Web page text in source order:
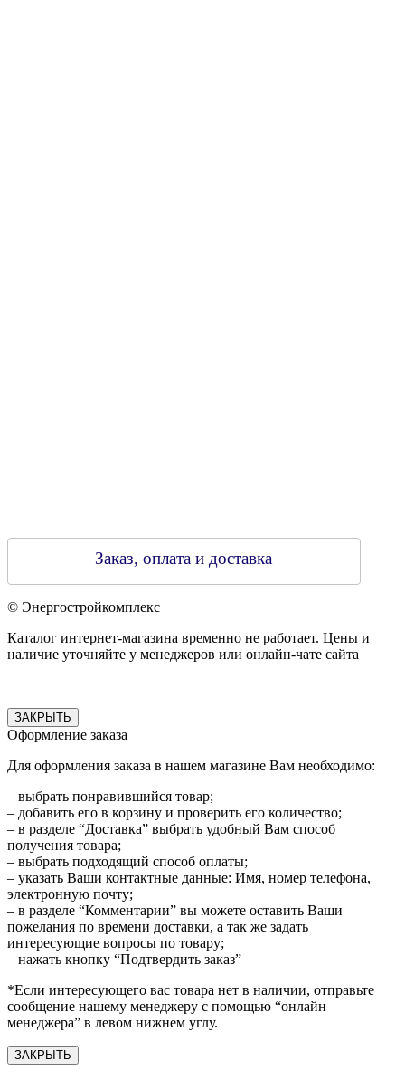
Заказ, оплата и доставка
© Энергостройкомплекс
Каталог интернет-магазина временно не работает. Цены и
наличие уточняйте у менеджеров или онлайн-чате сайта
ЗАКРЫТЬ
Оформление заказа
Для оформления заказа в нашем магазине Вам необходимо:
– выбрать понравившийся товар;
– добавить его в корзину и проверить его количество;
– в разделе “Доставка” выбрать удобный Вам способ
получения товара;
– выбрать подходящий способ оплаты;
– указать Ваши контактные данные: Имя, номер телефона,
электронную почту;
– в разделе “Комментарии” вы можете оставить Ваши
пожелания по времени доставки, а так же задать
интересующие вопросы по товару;
– нажать кнопку “Подтвердить заказ”
*Если интересующего вас товара нет в наличии, отправьте
сообщение нашему менеджеру с помощью “онлайн
менеджера” в левом нижнем углу.
ЗАКРЫТЬ